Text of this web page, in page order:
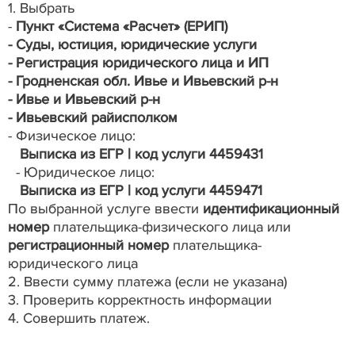
1. Выбрать
- Пункт «Система «Расчет» (ЕРИП)
- Суды, юстиция, юридические услуги
- Регистрация юридического лица и ИП
- Гродненская обл. Ивье и Ивьевский р-н
- Ивье и Ивьевский р-н
- Ивьевский райисполком
- Физическое лицо:
Выписка из ЕГР | код услуги 4459431
- Юридическое лицо:
Выписка из ЕГР | код услуги 4459471
По выбранной услуге ввести идентификационный
номерплательщика-физического лица или
регистрационный номерплательщика-
юридического лица
2. Ввести сумму платежа (если не указана)
3. Проверить корректность информации
4. Совершить платеж.